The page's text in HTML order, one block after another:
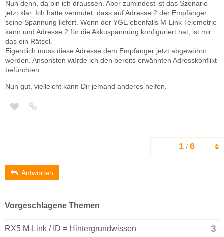
1 / 6
Nun denn, da bin ich draussen. Aber zumindest ist das Szenario
jetzt klar. Ich hätte vermutet, dass auf Adresse 2 der Empfänger
seine Spannung liefert. Wenn der YGE ebenfalls M-Link Telemetrie
kann und Adresse 2 für die Akkuspannung konfiguriert hat, ist mir
das ein Rätsel.
Eigentlich muss diese Adresse dem Empfänger jetzt abgewöhnt
werden. Ansonsten würde ich den bereits erwähnten Adresskonflikt
befürchten.
Nun gut, vielleicht kann Dir jemand anderes helfen.
Antworten
Vorgeschlagene Themen
RX5 M-Link / ID = Hintergrundwissen 3